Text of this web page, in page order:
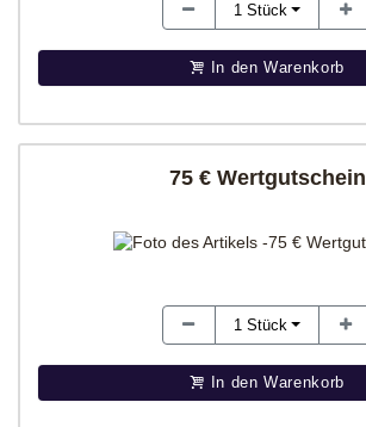
1 Stück
In den Warenkorb
75 € Wertgutschein
1 Stück
In den Warenkorb